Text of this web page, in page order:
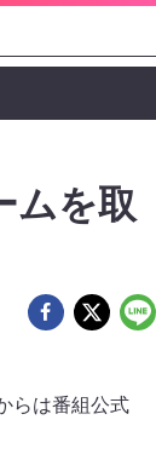
ムを取
らは番組公式